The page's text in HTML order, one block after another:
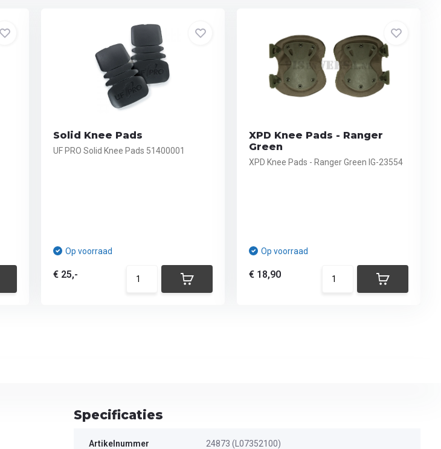
Solid Knee Pads
UF PRO Solid Knee Pads 51400001
Op voorraad
€ 25,-
XPD Knee Pads - Ranger
Green
XPD Knee Pads - Ranger Green IG-23554
Op voorraad
€ 18,90
Specificaties
Artikelnummer 24873 (L07352100)